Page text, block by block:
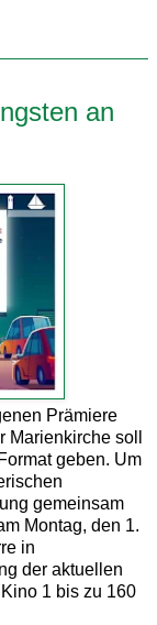
an
Prämiere
soll
geben. Um
gemeinsam
Montag, den 1.
in
der aktuellen
1 bis zu 160